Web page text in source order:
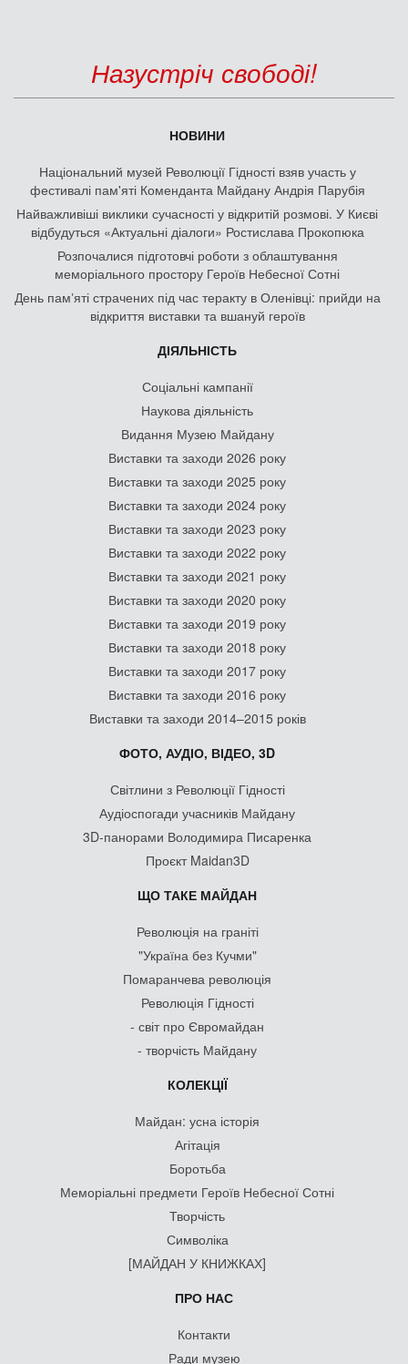
Назустріч свободі!
НОВИНИ
Національний музей Революції Гідності взяв участь у
фестивалі пам'яті Коменданта Майдану Андрія Парубія
Найважливіші виклики сучасності у відкритій розмові. У Києві
відбудуться «Актуальні діалоги» Ростислава Прокопюка
Розпочалися підготовчі роботи з облаштування
меморіального простору Героїв Небесної Сотні
День памʼяті страчених під час теракту в Оленівці: прийди на
відкриття виставки та вшануй героїв
ДІЯЛЬНІСТЬ
Соціальні кампанії
Наукова діяльність
Видання Музею Майдану
Виставки та заходи 2026 року
Виставки та заходи 2025 року
Виставки та заходи 2024 року
Виставки та заходи 2023 року
Виставки та заходи 2022 року
Виставки та заходи 2021 року
Виставки та заходи 2020 року
Виставки та заходи 2019 року
Виставки та заходи 2018 року
Виставки та заходи 2017 року
Виставки та заходи 2016 року
Виставки та заходи 2014–2015 років
ФОТО, АУДІО, ВІДЕО, 3D
Світлини з Революції Гідності
Аудіоспогади учасників Майдану
3D-панорами Володимира Писаренка
Проєкт Maidan3D
ЩО ТАКЕ МАЙДАН
Революція на граніті
"Україна без Кучми"
Помаранчева революція
Революція Гідності
- світ про Євромайдан
- творчість Майдану
КОЛЕКЦІЇ
Майдан: усна історія
Агітація
Боротьба
Меморіальні предмети Героїв Небесної Сотні
Творчість
Символіка
[МАЙДАН У КНИЖКАХ]
ПРО НАС
Контакти
Ради музею